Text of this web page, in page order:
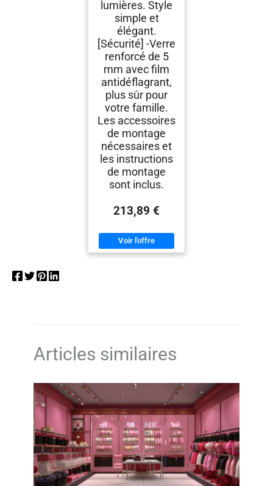
lumières. Style
simple et
élégant.
[Sécurité] -Verre
renforcé de 5
mm avec film
antidéflagrant,
plus sûr pour
votre famille.
Les accessoires
de montage
nécessaires et
les instructions
de montage
sont inclus.
213,89 €
Articles similaires